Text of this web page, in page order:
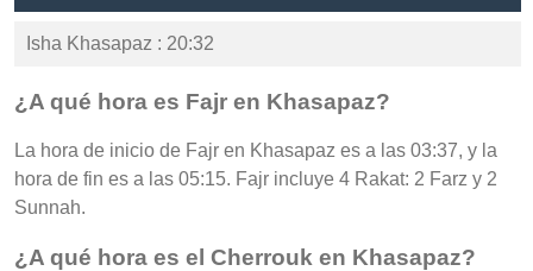
Isha Khasapaz : 20:32
¿A qué hora es Fajr en Khasapaz?
La hora de inicio de Fajr en Khasapaz es a las 03:37, y la
hora de fin es a las 05:15. Fajr incluye 4 Rakat: 2 Farz y 2
Sunnah.
¿A qué hora es el Cherrouk en Khasapaz?